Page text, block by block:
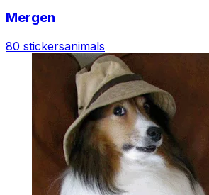
Mergen
80 stickersanimals